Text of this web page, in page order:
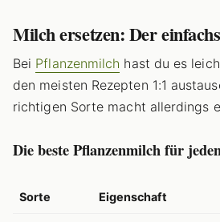
Milch ersetzen: Der
Bei Pflanzenmilch hast du es
den meisten Rezepten 1:1
richtigen Sorte macht allerdings
Die beste Pflanzenmilch für
Sorte Eigenschaft